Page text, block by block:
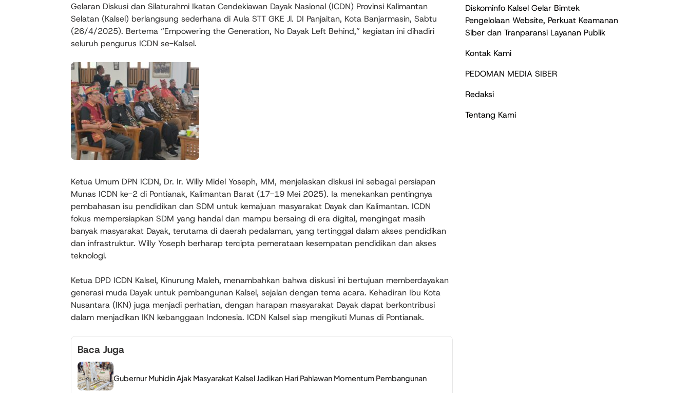
Gelaran Diskusi dan Silaturahmi Ikatan Cendekiawan Dayak Nasional (ICDN) Provinsi Kalimantan
Selatan (Kalsel) berlangsung sederhana di Aula STT GKE Jl. DI Panjaitan, Kota Banjarmasin, Sabtu
(26/4/2025). Bertema “Empowering the Generation, No Dayak Left Behind,” kegiatan ini dihadiri
seluruh pengurus ICDN se-Kalsel.
Ketua Umum DPN ICDN, Dr. Ir. Willy Midel Yoseph, MM, menjelaskan diskusi ini sebagai persiapan
Munas ICDN ke-2 di Pontianak, Kalimantan Barat (17-19 Mei 2025). Ia menekankan pentingnya
pembahasan isu pendidikan dan SDM untuk kemajuan masyarakat Dayak dan Kalimantan. ICDN
fokus mempersiapkan SDM yang handal dan mampu bersaing di era digital, mengingat masih
banyak masyarakat Dayak, terutama di daerah pedalaman, yang tertinggal dalam akses pendidikan
dan infrastruktur. Willy Yoseph berharap tercipta pemerataan kesempatan pendidikan dan akses
teknologi.
Ketua DPD ICDN Kalsel, Kinurung Maleh, menambahkan bahwa diskusi ini bertujuan memberdayakan
generasi muda Dayak untuk pembangunan Kalsel, sejalan dengan tema acara. Kehadiran Ibu Kota
Nusantara (IKN) juga menjadi perhatian, dengan harapan masyarakat Dayak dapat berkontribusi
dalam menjadikan IKN kebanggaan Indonesia. ICDN Kalsel siap mengikuti Munas di Pontianak.
Baca Juga
Gubernur Muhidin Ajak Masyarakat Kalsel Jadikan Hari Pahlawan Momentum Pembangunan
Diskominfo Kalsel Gelar Bimtek
Pengelolaan Website, Perkuat Keamanan
Siber dan Tranparansi Layanan Publik
Kontak Kami
PEDOMAN MEDIA SIBER
Redaksi
Tentang Kami